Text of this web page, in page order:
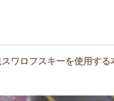
ワロフスキーを使用する